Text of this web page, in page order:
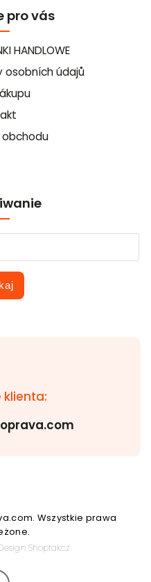
klienta:
pro vás
HANDLOWE
osobních údajů
. Wszystkie prawa
Shoptak.cz